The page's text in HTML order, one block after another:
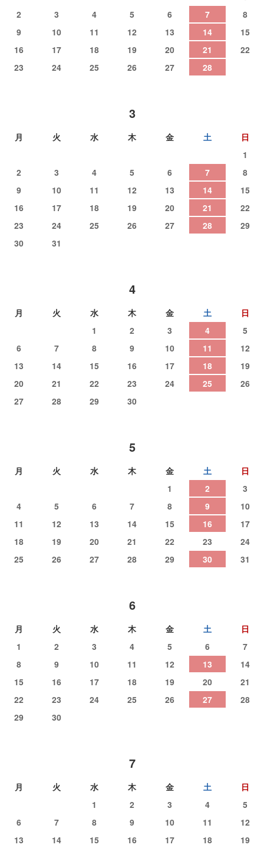
2
3 4 5 6 7
8
9
10 11 12 13 14
15
16
17 18 19 20 21
22
23
24 25 26 27 28
3
月 火 水 木 金 土
日
1
2
3 4 5 6 7
8
9
10 11 12 13 14
15
16
17 18 19 20 21
22
23
24 25 26 27 28
29
30
31
4
月 火 水 木 金 土
日
1
2 3 4
5
6
7 8 9 10 11
12
13
14 15 16 17 18
19
20
21 22 23 24 25
26
27
28 29 30
5
月 火 水 木 金 土
日
1
2
3
4
5 6 7 8 9
10
11
12 13 14 15 16
17
18
19 20 21 22 23
24
25
26 27 28 29 30 31
6
月 火 水 木 金 土
日
1
2 3 4 5 6
7
8
9 10 11 12 13
14
15
16 17 18 19 20
21
22
23 24 25 26 27
28
29
30
7
月 火 水 木 金 土
日
1
2 3 4
5
6
7 8 9 10 11
12
13
14 15 16 17 18 19